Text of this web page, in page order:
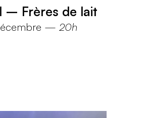
– Frères de lait
— 20h